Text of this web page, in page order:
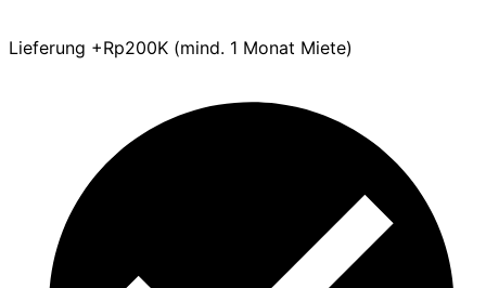
Lieferung +Rp200K (mind. 1 Monat Miete)